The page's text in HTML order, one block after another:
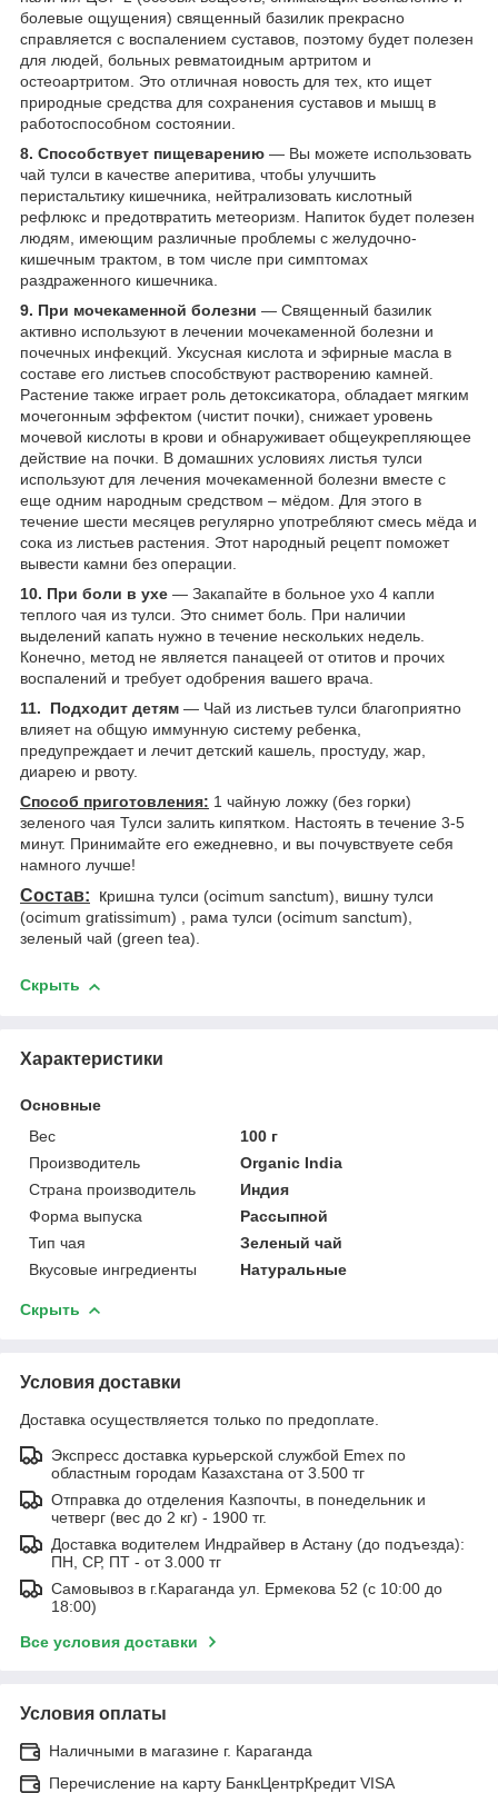
болевые ощущения) священный базилик прекрасно
справляется с воспалением суставов, поэтому будет полезен
для людей, больных ревматоидным артритом и
остеоартритом. Это отличная новость для тех, кто ищет
природные средства для сохранения суставов и мышц в
работоспособном состоянии.
8. Способствует пищеварению ― Вы можете использовать
чай тулси в качестве аперитива, чтобы улучшить
перистальтику кишечника, нейтрализовать кислотный
рефлюкс и предотвратить метеоризм. Напиток будет полезен
людям, имеющим различные проблемы с желудочно-
кишечным трактом, в том числе при симптомах
раздраженного кишечника.
9. При мочекаменной болезни ― Священный базилик
активно используют в лечении мочекаменной болезни и
почечных инфекций. Уксусная кислота и эфирные масла в
составе его листьев способствуют растворению камней.
Растение также играет роль детоксикатора, обладает мягким
мочегонным эффектом (чистит почки), снижает уровень
мочевой кислоты в крови и обнаруживает общеукрепляющее
действие на почки. В домашних условиях листья тулси
используют для лечения мочекаменной болезни вместе с
еще одним народным средством – мёдом. Для этого в
течение шести месяцев регулярно употребляют смесь мёда и
сока из листьев растения. Этот народный рецепт поможет
вывести камни без операции.
10. При боли в ухе ― Закапайте в больное ухо 4 капли
теплого чая из тулси. Это снимет боль. При наличии
выделений капать нужно в течение нескольких недель.
Конечно, метод не является панацеей от отитов и прочих
воспалений и требует одобрения вашего врача.
11. Подходит детям ― Чай из листьев тулси благоприятно
влияет на общую иммунную систему ребенка,
предупреждает и лечит детский кашель, простуду, жар,
диарею и рвоту.
Способ приготовления: 1 чайную ложку (без горки)
зеленого чая Тулси залить кипятком. Настоять в течение 3-5
минут. Принимайте его ежедневно, и вы почувствуете себя
намного лучше!
Состав: кришна тулси (ocimum sanctum), вишну тулси
(ocimum gratissimum) , рама тулси (ocimum sanctum),
зеленый чай (green tea).
Скрыть
Характеристики
Основные
Вес
100 г
Производитель
Organic India
Страна производитель
Индия
Форма выпуска
Рассыпной
Тип чая
Зеленый чай
Вкусовые ингредиенты
Натуральные
Скрыть
Условия доставки
Доставка осуществляется только по предоплате.
Экспресс доставка курьерской службой Emex по
областным городам Казахстана от 3.500 тг
Отправка до отделения Казпочты, в понедельник и
четверг (вес до 2 кг) - 1900 тг.
Доставка водителем Индрайвер в Астану (до подъезда):
ПН, СР, ПТ - от 3.000 тг
Самовывоз в г.Караганда ул. Ермекова 52 (с 10:00 до
18:00)
Все условия доставки
Условия оплаты
Наличными в магазине г. Караганда
Перечисление на карту БанкЦентрКредит VISA